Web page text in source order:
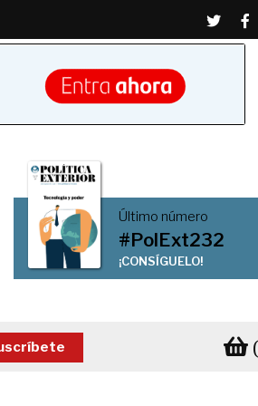
Último número
#PolExt232
¡CONSÍGUELO!